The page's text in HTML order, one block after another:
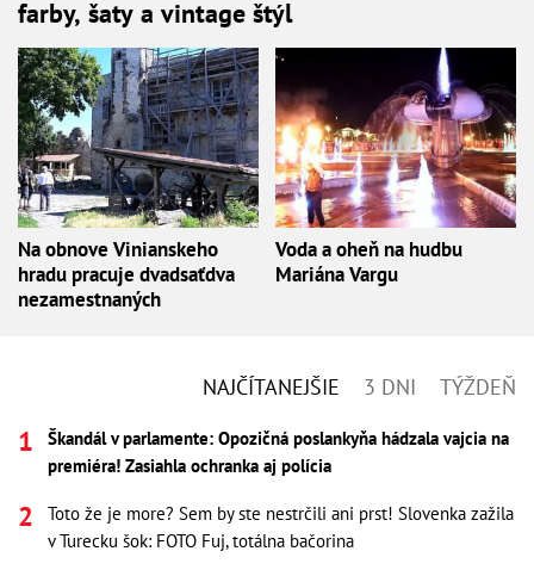
farby, šaty a vintage štýl
Na obnove Vinianskeho
hradu pracuje dvadsaťdva
nezamestnaných
Voda a oheň na hudbu
Mariána Vargu
NAJČÍTANEJŠIE 3 DNI TÝŽDEŇ
Škandál v parlamente: Opozičná poslankyňa hádzala vajcia na
premiéra! Zasiahla ochranka aj polícia
Toto že je more? Sem by ste nestrčili ani prst! Slovenka zažila
v Turecku šok: FOTO Fuj, totálna bačorina